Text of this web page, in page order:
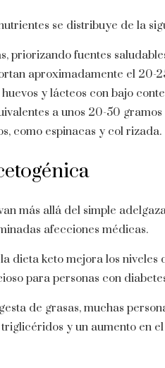
se distribuye de la
priorizando fuentes
aproximadamente el 20-
y lácteos con bajo
a unos 20-50 gramos
como espinacas y col rizada.
más allá del simple
afecciones médicas.
dieta keto mejora los niveles
para personas con
de grasas, muchas
y un aumento en